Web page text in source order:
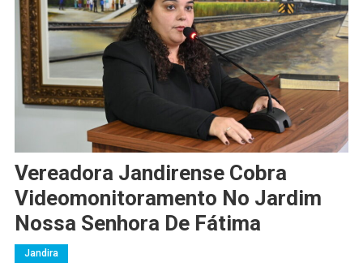
Vereadora Jandirense Cobra
Videomonitoramento No Jardim
Nossa Senhora De Fátima
Jandira